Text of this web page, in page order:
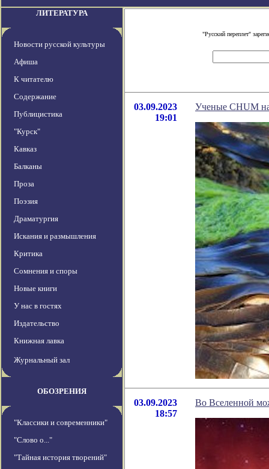
ЛИТЕРАТУРА
Новости русской культуры
Афиша
К читателю
Содержание
Публицистика
"Курск"
Кавказ
Балканы
Проза
Поэзия
Драматургия
Искания и размышления
Критика
Сомнения и споры
Новые книги
У нас в гостях
Издательство
Книжная лавка
Журнальный зал
ОБОЗРЕНИЯ
"Классики и современники"
"Слово о..."
"Тайная история творений"
"Русский переплет"
03.09.2023
19:01
Ученые CHUM
03.09.2023
18:57
Во Вселенной